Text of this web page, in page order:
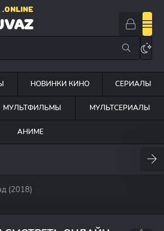
.ONLINE
НОВИНКИ КИНО СЕРИАЛЫ
МУЛЬТФИЛЬМЫ МУЛЬТСЕРИАЛЫ
АНИМЕ
(2018)
70